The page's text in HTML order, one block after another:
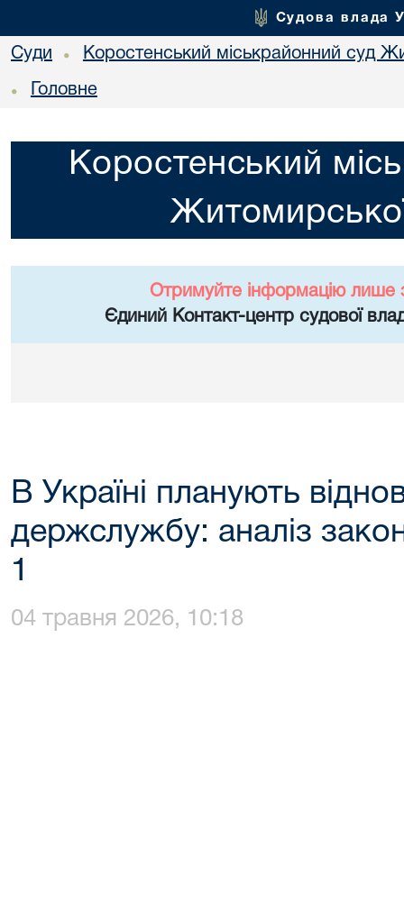
Судова влада
Суди • Коростенський міськрайонний суд
• Головне
Коростенський
Отримуйте інформацію лише
Єдиний Контакт-центр судової
В Україні планують
держслужбу: аналіз
1
04 травня 2026, 10:18